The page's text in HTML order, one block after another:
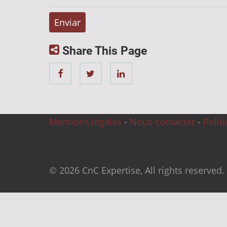
Share This Page
Mentions légales - Nous contacter -
© 2026 CnC Expertise, All rights reserved.